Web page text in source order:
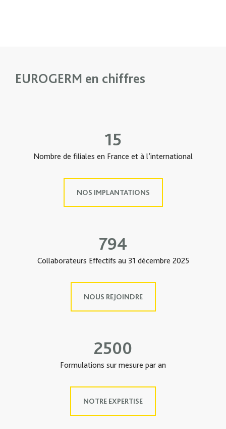
EUROGERM en chiffres
15
Nombre de filiales en France et à l’international
NOS IMPLANTATIONS
794
Collaborateurs Effectifs au 31 décembre 2025
NOUS REJOINDRE
2500
Formulations sur mesure par an
NOTRE EXPERTISE